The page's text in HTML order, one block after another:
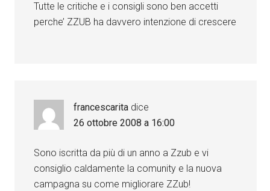
Tutte le critiche e i consigli sono ben accetti
perche’ ZZUB ha davvero intenzione di crescere
francescarita dice
26 ottobre 2008 a 16:00
Sono iscritta da più di un anno a Zzub e vi
consiglio caldamente la comunity e la nuova
campagna su come migliorare ZZub!